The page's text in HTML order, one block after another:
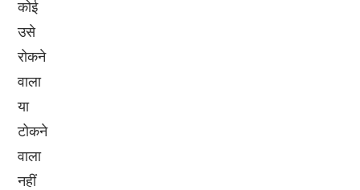
कोई
उसे
रोकने
वाला
या
टोकने
वाला
नहीं